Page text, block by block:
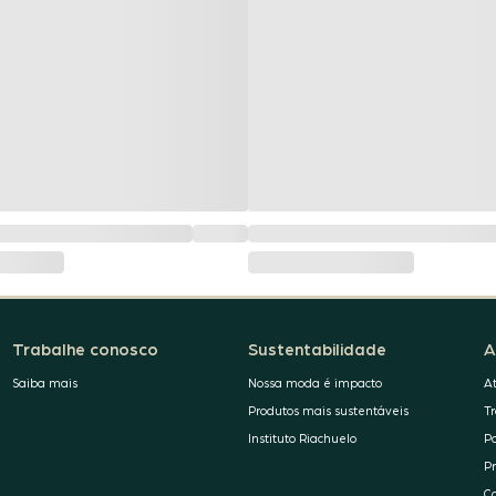
Trabalhe conosco
Saiba mais
Sustentabilidade
Nossa moda é impacto
Produtos mais sustentáveis
Instituto Riachuelo